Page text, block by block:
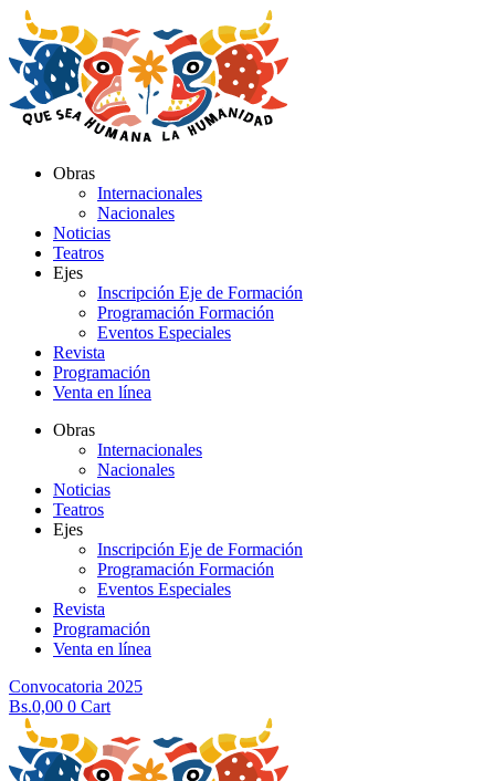
al
contenido
Obras
Internacionales
Nacionales
Noticias
Teatros
Ejes
Inscripción Eje de Formación
Programación Formación
Eventos Especiales
Revista
Programación
Venta en línea
Obras
Internacionales
Nacionales
Noticias
Teatros
Ejes
Inscripción Eje de Formación
Programación Formación
Eventos Especiales
Revista
Programación
Venta en línea
Convocatoria 2025
Bs.0,00 0 Cart